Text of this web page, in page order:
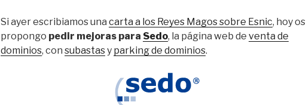
Si ayer escribiamos una carta a los Reyes Magos sobre Esnic, hoy os
propongo pedir mejoras para Sedo, la página web de venta de
dominios, con subastasy parking de dominios.